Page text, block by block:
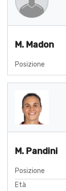
M. Madon
Posizione
M. Pandini
Posizione
Età